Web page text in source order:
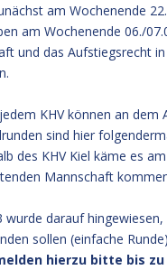
am Wochenende
am Wochenende 06./
und das Aufstiegsrecht
KHV können an dem
sind hier
des KHV Kiel käme es
Mannschaft
darauf
sollen (einfache
hierzu bitte bis zu